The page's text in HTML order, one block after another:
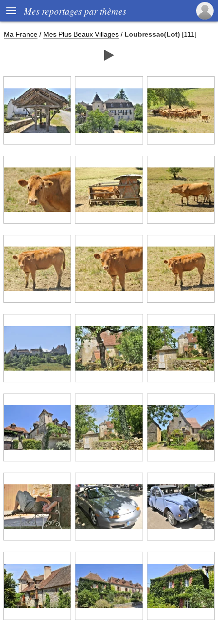
 Mes reportages par thèmes
Ma France / Mes Plus Beaux Villages / Loubressac(Lot) [111]
